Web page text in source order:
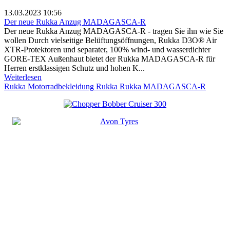
13.03.2023 10:56
Der neue Rukka Anzug MADAGASCA-R
Der neue Rukka Anzug MADAGASCA-R - tragen Sie ihn wie Sie
wollen Durch vielseitige Belüftungsöffnungen, Rukka D3O® Air
XTR-Protektoren und separater, 100% wind- und wasserdichter
GORE-TEX Außenhaut bietet der Rukka MADAGASCA-R für
Herren erstklassigen Schutz und hohen K...
Weiterlesen
Rukka Motorradbekleidung Rukka Rukka MADAGASCA-R